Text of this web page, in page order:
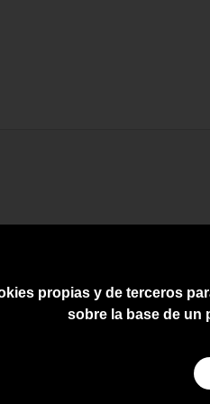
propias y de terceros
sobre la base de un